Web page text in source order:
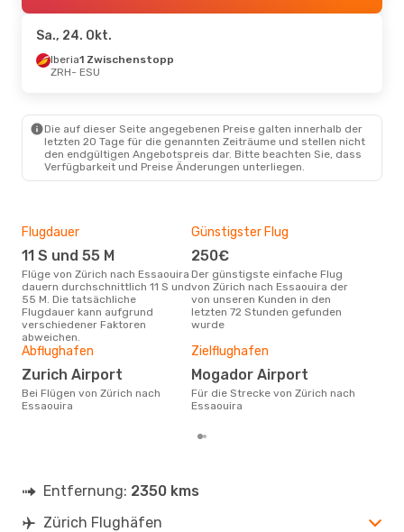
Sa., 24. Okt.
Iberia1 Zwischenstopp
ZRH- ESU
Die auf dieser Seite angegebenen Preise galten innerhalb der
letzten 20 Tage für die genannten Zeiträume und stellen nicht
den endgültigen Angebotspreis dar. Bitte beachten Sie, dass
Verfügbarkeit und Preise Änderungen unterliegen.
Flugdauer
11 S und 55 M
Flüge von Zürich nach Essaouira
dauern durchschnittlich 11 S und
55 M. Die tatsächliche
Flugdauer kann aufgrund
verschiedener Faktoren
abweichen.
Günstigster Flug
250€
Der günstigste einfache Flug
von Zürich nach Essaouira der
von unseren Kunden in den
letzten 72 Stunden gefunden
wurde
Abflughafen
Zurich Airport
Bei Flügen von Zürich nach
Essaouira
Zielflughafen
Mogador Airport
Für die Strecke von Zürich nach
Essaouira
Entfernung: 2350 kms
Zürich Flughäfen